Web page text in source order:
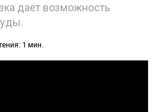
дает возможность
1 мин.